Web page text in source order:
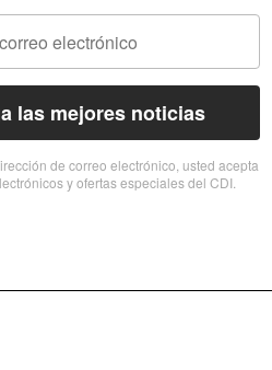
las mejores noticias
de correo electrónico, usted acepta
y ofertas especiales del CDI.